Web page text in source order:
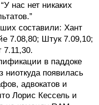
нас нет никаких
составили: Хант
7.08,80; Штук 7.09,10;
в паддоке
появилась
адвокатов и
Лорис Кессель и